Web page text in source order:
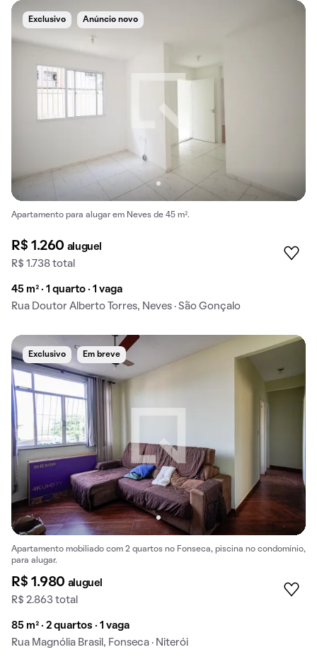
Exclusivo Anúncio novo
Apartamento para alugar em Neves de 45 m².
R$ 1.260 aluguel
R$ 1.738 total
45 m² · 1 quarto · 1 vaga
Rua Doutor Alberto Torres, Neves · São Gonçalo
Exclusivo Em breve
Apartamento mobiliado com 2 quartos no Fonseca, piscina no condomínio,
para alugar.
R$ 1.980 aluguel
R$ 2.863 total
85 m² · 2 quartos · 1 vaga
Rua Magnólia Brasil, Fonseca · Niterói